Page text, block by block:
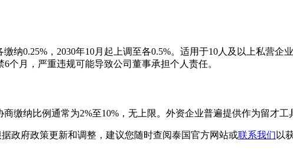
缴纳0.25%，2030年10月起上调至各0.5%。适用于10人及以上私营
个月，严重违规可能导致公司董事承担个人责任。
缴纳比例通常为2%至10%，无上限。外资企业普遍提供作为留才
政府政策更新和调整，建议您随时查阅泰国官方网站或联系我们 以